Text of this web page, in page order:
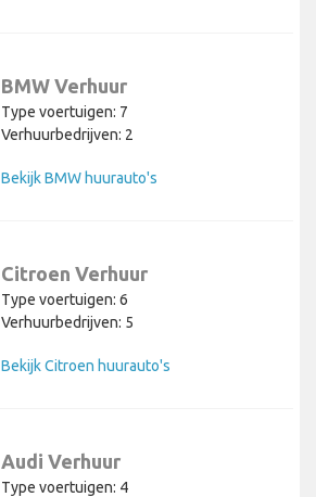
BMW Verhuur
Type voertuigen: 7
Verhuurbedrijven: 2
Bekijk BMW huurauto's
Citroen Verhuur
Type voertuigen: 6
Verhuurbedrijven: 5
Bekijk Citroen huurauto's
Audi Verhuur
Type voertuigen: 4